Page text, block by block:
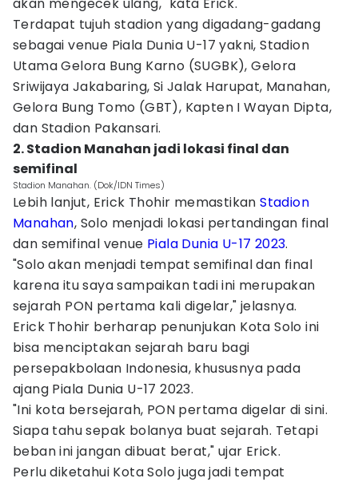
Terdapat tujuh stadion yang digadang-gadang
sebagai venue Piala Dunia U-17 yakni, Stadion
Utama Gelora Bung Karno (SUGBK), Gelora
Sriwijaya Jakabaring, Si Jalak Harupat, Manahan,
Gelora Bung Tomo (GBT), Kapten I Wayan Dipta,
dan Stadion Pakansari.
2. Stadion Manahan jadi lokasi final dan
semifinal
Stadion Manahan. (Dok/IDN Times)
Lebih lanjut, Erick Thohir memastikanStadion
Manahan, Solo menjadi lokasi pertandingan final
dan semifinal venue Piala Dunia U-17 2023.
"Solo akan menjadi tempat semifinal dan final
karena itu saya sampaikan tadi ini merupakan
sejarah PON pertama kali digelar," jelasnya.
Erick Thohir berharap penunjukan Kota Solo ini
bisa menciptakan sejarah baru bagi
persepakbolaan Indonesia, khususnya pada
ajang Piala Dunia U-17 2023.
"Ini kota bersejarah, PON pertama digelar di sini.
Siapa tahu sepak bolanya buat sejarah. Tetapi
beban ini jangan dibuat berat," ujar Erick.
Perlu diketahui Kota Solo juga jadi tempat